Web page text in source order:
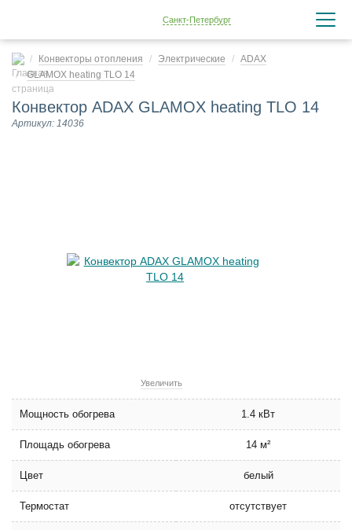
Санкт-Петербург
Конвекторы отопления Электрические
ADAX
GLAMOX heating TLO 14
Конвектор ADAX GLAMOX heating TLO 14
Артикул: 14036
Увеличить
Мощность обогрева 1.4 кВт
Площадь обогрева 14 м²
Цвет белый
Термостат отсутствует